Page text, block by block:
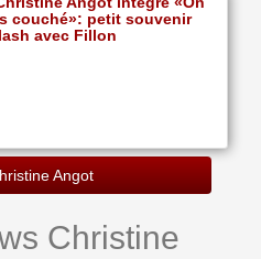
couché»: petit souvenir
avec Fillon
Angot
Christine